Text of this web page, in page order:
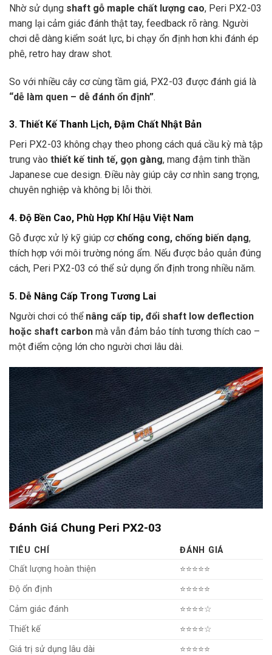
Nhờ sử dụng shaft gỗ maple chất lượng cao, Peri PX2-03
mang lại cảm giác đánh thật tay, feedback rõ ràng. Người
chơi dễ dàng kiểm soát lực, bi chạy ổn định hơn khi đánh ép
phê, retro hay draw shot.
So với nhiều cây cơ cùng tầm giá, PX2-03 được đánh giá là
“dễ làm quen – dễ đánh ổn định”.
3. Thiết Kế Thanh Lịch, Đậm Chất Nhật Bản
Peri PX2-03 không chạy theo phong cách quá cầu kỳ mà tập
trung vào thiết kế tinh tế, gọn gàng, mang đậm tinh thần
Japanese cue design. Điều này giúp cây cơ nhìn sang trọng,
chuyên nghiệp và không bị lỗi thời.
4. Độ Bền Cao, Phù Hợp Khí Hậu Việt Nam
Gỗ được xử lý kỹ giúp cơ chống cong, chống biến dạng,
thích hợp với môi trường nóng ẩm. Nếu được bảo quản đúng
cách, Peri PX2-03 có thể sử dụng ổn định trong nhiều năm.
5. Dễ Nâng Cấp Trong Tương Lai
Người chơi có thể nâng cấp tip, đổi shaft low deflection
hoặc shaft carbon mà vẫn đảm bảo tính tương thích cao –
một điểm cộng lớn cho người chơi lâu dài.
Đánh Giá Chung Peri PX2-03
TIÊU CHÍ
ĐÁNH GIÁ
Chất lượng hoàn thiện
⭐⭐⭐⭐⭐
Độ ổn định
⭐⭐⭐⭐⭐
Cảm giác đánh
⭐⭐⭐⭐☆
Thiết kế
⭐⭐⭐⭐☆
Giá trị sử dụng lâu dài
⭐⭐⭐⭐⭐